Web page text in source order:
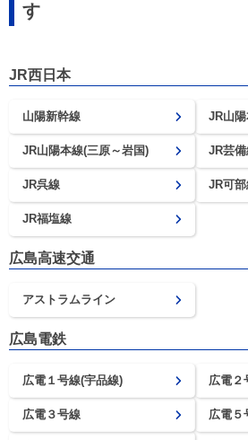
す
JR西日本
山陽新幹線 JR山
JR山陽本線(三原～岩国) JR芸備
JR呉線 JR可部
JR福塩線
広島高速交通
アストラムライン
広島電鉄
広電１号線(宇品線) 広電２
広電３号線 広電５